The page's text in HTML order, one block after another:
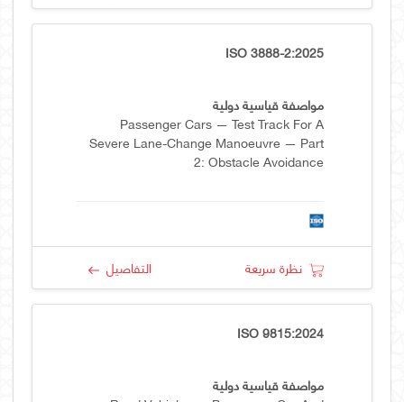
ISO 3888-2:2025
مواصفة قياسية دولية
Passenger Cars — Test Track For A
Severe Lane-Change Manoeuvre — Part
2: Obstacle Avoidance
نظرة سريعة التفاصيل
ISO 9815:2024
مواصفة قياسية دولية